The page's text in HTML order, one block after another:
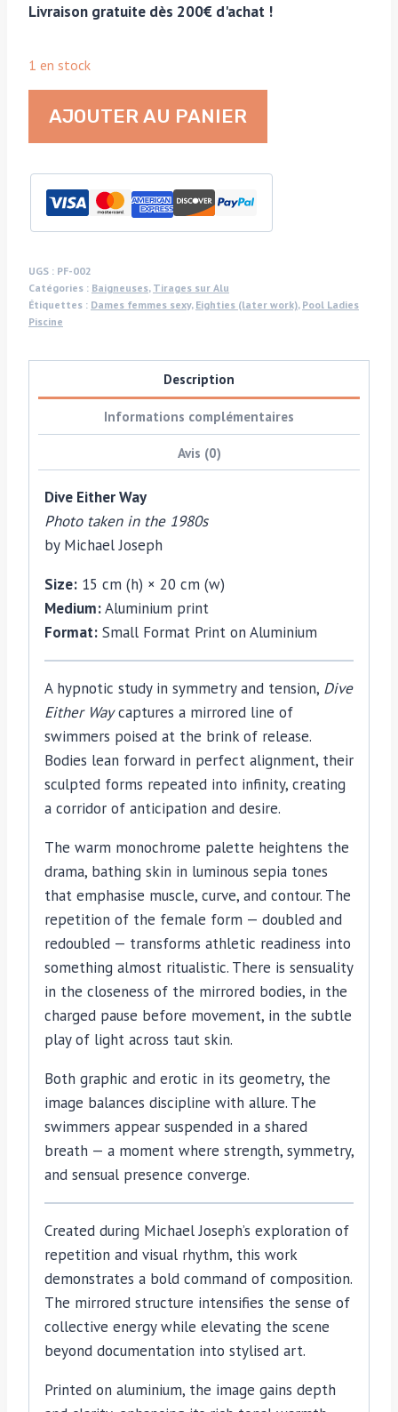
Livraison gratuite dès 200€ d'achat !
1 en stock
Dive
either
way
&
W
double
from
ladies
finish)
AJOUTER AU PANIER
UGS : PF-002
Catégories : Baigneuses, Tirages sur Alu
Étiquettes : Dames femmes sexy, Eighties (later work), Pool Ladies
Piscine
Description
Informations complémentaires
Avis (0)
Dive Either Way
Photo taken in the 1980s
by Michael Joseph
Size: 15 cm (h) × 20 cm (w)
Medium:Aluminium print
Format: Small Format Print on Aluminium
A hypnotic study in symmetry and tension, Dive
Either Waycaptures a mirrored line of
swimmers poised at the brink of release.
Bodies lean forward in perfect alignment, their
sculpted forms repeated into infinity, creating
a corridor of anticipation and desire.
The warm monochrome palette heightens the
drama, bathing skin in luminous sepia tones
that emphasise muscle, curve, and contour. The
repetition of the female form — doubled and
redoubled — transforms athletic readiness into
something almost ritualistic. There is sensuality
in the closeness of the mirrored bodies, in the
charged pause before movement, in the subtle
play of light across taut skin.
Both graphic and erotic in its geometry, the
image balances discipline with allure. The
swimmers appear suspended in a shared
breath — a moment where strength, symmetry,
and sensual presence converge.
Created during Michael Joseph’s exploration of
repetition and visual rhythm, this work
demonstrates a bold command of composition.
The mirrored structure intensifies the sense of
collective energy while elevating the scene
beyond documentation into stylised art.
Printed on aluminium, the image gains depth